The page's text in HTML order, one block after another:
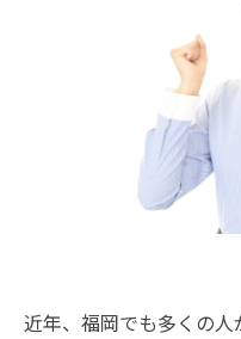
近年、福岡でも多くの